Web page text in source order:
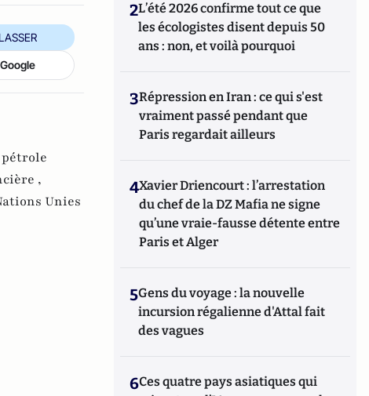
pétrole
,
Unies
2L’été 2026 confirme tout ce que
les écologistes disent depuis 50
ans : non, et voilà pourquoi
3Répression en Iran : ce qui s'est
vraiment passé pendant que
Paris regardait ailleurs
4Xavier Driencourt : l’arrestation
du chef de la DZ Mafia ne signe
qu’une vraie-fausse détente entre
Paris et Alger
5Gens du voyage : la nouvelle
incursion régalienne d'Attal fait
des vagues
6Ces quatre pays asiatiques qui